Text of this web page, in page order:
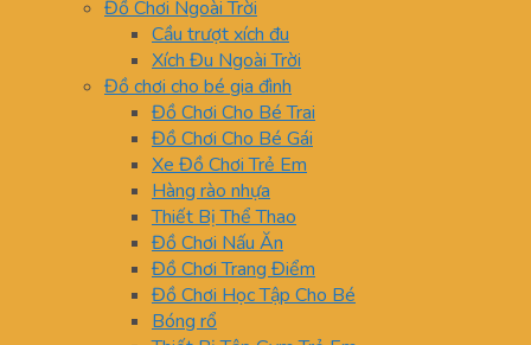
Đồ Chơi Ngoài Trời
Cầu trượt xích đu
Xích Đu Ngoài Trời
Đồ chơi cho bé gia đình
Đồ Chơi Cho Bé Trai
Đồ Chơi Cho Bé Gái
Xe Đồ Chơi Trẻ Em
Hàng rào nhựa
Thiết Bị Thể Thao
Đồ Chơi Nấu Ăn
Đồ Chơi Trang Điểm
Đồ Chơi Học Tập Cho Bé
Bóng rổ